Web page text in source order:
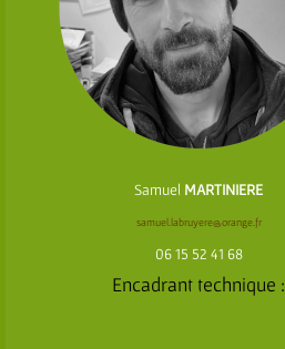
Samuel MARTINIERE
samuel.labruyere@orange.fr
06 15 52 41 68
Encadrant technique :